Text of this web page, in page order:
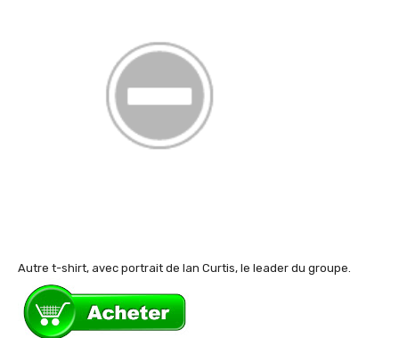
Autre t-shirt, avec portrait de Ian Curtis, le leader du groupe.